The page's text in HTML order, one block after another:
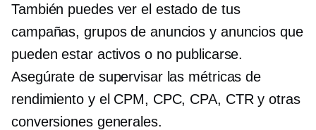
También puedes ver el estado de tus
campañas, grupos de anuncios y anuncios que
pueden estar activos o no publicarse.
Asegúrate de supervisar las métricas de
rendimiento y el CPM, CPC, CPA, CTR y otras
conversiones generales.